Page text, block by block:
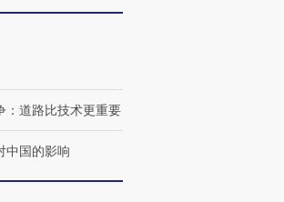
：道路比技术更重要
中国的影响